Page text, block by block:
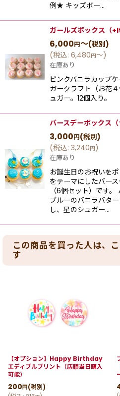
例★ キッズボー…
ガールズボックス（
6,000円～(税別)
(税込: 6,480円～)
在庫あり
ピンクバニラカップ
ガークラフト（お花
ュガー。12個入り。
バースデーボックス（
3,000円(税別)
(税込: 3,240円)
在庫あり
お誕生日のお祝いを
をテーマにしたバー
（6個セット）です
ブルーのバニラバタ
し、星のシュガー…
この商品を買った人は、
す
【オプション】Happy Birthday
エディブルプリント（店頭当日購入
可能）
200 円(税別)